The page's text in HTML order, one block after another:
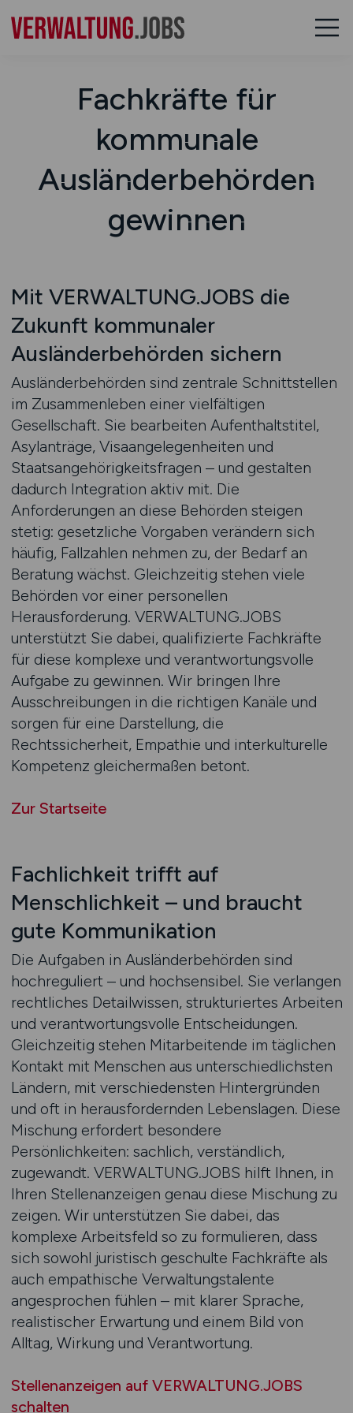
Fachkräfte für
kommunale
Ausländerbehörden
gewinnen
Mit VERWALTUNG.JOBS die
Zukunft kommunaler
Ausländerbehörden sichern
Ausländerbehörden sind zentrale Schnittstellen
im Zusammenleben einer vielfältigen
Gesellschaft. Sie bearbeiten Aufenthaltstitel,
Asylanträge, Visaangelegenheiten und
Staatsangehörigkeitsfragen – und gestalten
dadurch Integration aktiv mit. Die
Anforderungen an diese Behörden steigen
stetig: gesetzliche Vorgaben verändern sich
häufig, Fallzahlen nehmen zu, der Bedarf an
Beratung wächst. Gleichzeitig stehen viele
Behörden vor einer personellen
Herausforderung. VERWALTUNG.JOBS
unterstützt Sie dabei, qualifizierte Fachkräfte
für diese komplexe und verantwortungsvolle
Aufgabe zu gewinnen. Wir bringen Ihre
Ausschreibungen in die richtigen Kanäle und
sorgen für eine Darstellung, die
Rechtssicherheit, Empathie und interkulturelle
Kompetenz gleichermaßen betont.
Zur Startseite
Fachlichkeit trifft auf
Menschlichkeit – und braucht
gute Kommunikation
Die Aufgaben in Ausländerbehörden sind
hochreguliert – und hochsensibel. Sie verlangen
rechtliches Detailwissen, strukturiertes Arbeiten
und verantwortungsvolle Entscheidungen.
Gleichzeitig stehen Mitarbeitende im täglichen
Kontakt mit Menschen aus unterschiedlichsten
Ländern, mit verschiedensten Hintergründen
und oft in herausfordernden Lebenslagen. Diese
Mischung erfordert besondere
Persönlichkeiten: sachlich, verständlich,
zugewandt. VERWALTUNG.JOBS hilft Ihnen, in
Ihren Stellenanzeigen genau diese Mischung zu
zeigen. Wir unterstützen Sie dabei, das
komplexe Arbeitsfeld so zu formulieren, dass
sich sowohl juristisch geschulte Fachkräfte als
auch empathische Verwaltungstalente
angesprochen fühlen – mit klarer Sprache,
realistischer Erwartung und einem Bild von
Alltag, Wirkung und Verantwortung.
Stellenanzeigen auf VERWALTUNG.JOBS
schalten